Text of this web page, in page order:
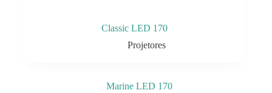
Classic LED 170
Projetores